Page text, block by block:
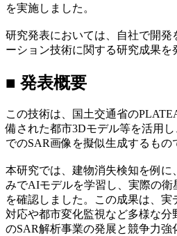
を実施しました。
研究発表においては、自社で開発
ーション技術に関する研究成果を
■ 発表概要
この技術は、国土交通省の
備された都市3Dモデル等を活用
でのSAR画像を擬似生成するもの
本研究では、建物消失検知を例
みでAIモデルを学習し、実際の
を確認しました。この成果は、
対応や都市変化監視など多様な分
のSAR解析事業の発展と競争力強